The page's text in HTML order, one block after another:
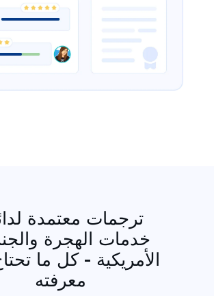
ترجمات معتمدة
خدمات الهجرة
الأمريكية - كل ما
معرفته